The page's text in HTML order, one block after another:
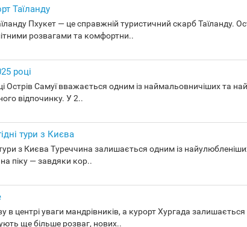
Таїланду
Пхукет — це справжній туристичний скарб Таїланду.
розвагами та комфортни..
році
Острів Самуї вважається одним із наймальовничіших та
відпочинку. У 2..
тури з Києва
з Києва Туреччина залишається одним із
піку — завдяки кор..
в центрі уваги мандрівників, а курорт Хургада
ще більше розваг, нових..